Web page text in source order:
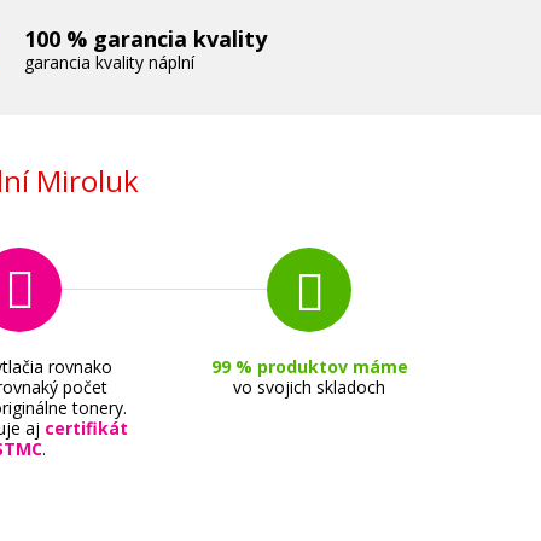
100 % garancia kvality
garancia kvality náplní
Miroluk
rovnako
počet
tonery.
aj certifikát
.
99 % produktov máme
vo svojich skladoch